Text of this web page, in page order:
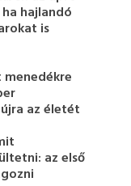
hajlandó
is
az életét
az első